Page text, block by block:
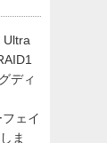
Ultra
ディ
ェイ
ま